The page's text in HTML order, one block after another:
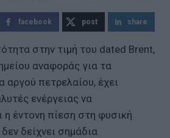
facebook post share
στην τιμή του dated Brent,
αναφοράς για τα
αργού πετρελαίου, έχει
ενέργειας να
η έντονη πίεση στη φυσική
δείχνει σημάδια